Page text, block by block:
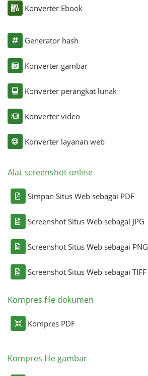
Konverter Ebook
Generator hash
Konverter gambar
Konverter perangkat lunak
Konverter video
Konverter layanan web
Alat screenshot online
Simpan Situs Web sebagai PDF
Screenshot Situs Web sebagai JPG
Screenshot Situs Web sebagai PNG
Screenshot Situs Web sebagai TIFF
Kompres file dokumen
Kompres PDF
Kompres file gambar